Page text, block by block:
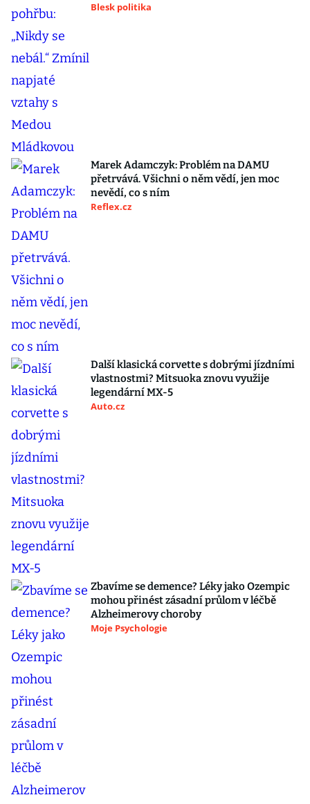
Blesk politika
Marek Adamczyk: Problém na DAMU
přetrvává. Všichni o něm vědí, jen moc
nevědí, co s ním
Reflex.cz
Další klasická corvette s dobrými jízdními
vlastnostmi? Mitsuoka znovu využije
legendární MX-5
Auto.cz
Zbavíme se demence? Léky jako Ozempic
mohou přinést zásadní průlom v léčbě
Alzheimerovy choroby
Moje Psychologie